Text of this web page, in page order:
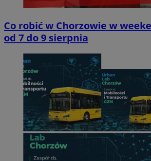
Co robić w Chorzowie w
od 7 do 9 sierpnia